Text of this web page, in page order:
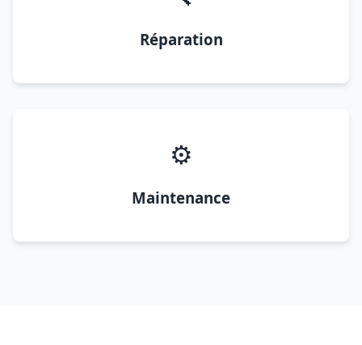
Réparation
⚙️
Maintenance